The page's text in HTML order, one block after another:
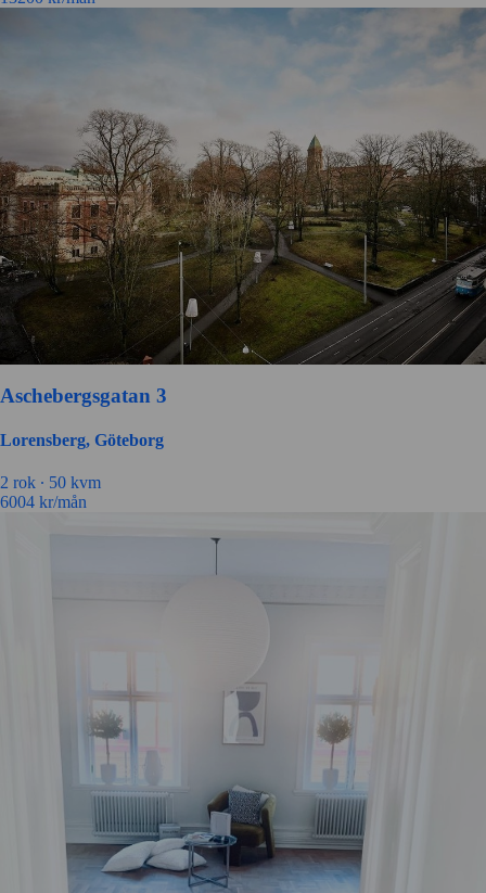
Aschebergsgatan 3
Lorensberg, Göteborg
2 rok ∙ 50 kvm
6004 kr/mån